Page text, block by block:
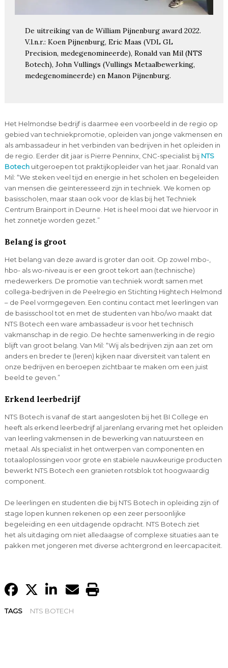
De uitreiking van de William Pijnenburg award 2022.
V.l.n.r.: Koen Pijnenburg, Eric Maas (VDL GL
Precision, medegenomineerde), Ronald van Mil (NTS
Botech), John Vullings (Vullings Metaalbewerking,
medegenomineerde) en Manon Pijnenburg.
Het Helmondse bedrijf is daarmee een voorbeeld in de regio op
gebied van techniekpromotie, opleiden van jonge vakmensen en
als ambassadeur in het verbinden van bedrijven in het opleiden in
de regio. Eerder dit jaar is Pierre Penninx, CNC-specialist bij NTS
Botechuitgeroepen tot praktijkopleider van het jaar. Ronald van
Mil: “We steken veel tijd en energie in het scholen en begeleiden
van mensen die geïnteresseerd zijn in techniek. We komen op
basisscholen, maar staan ook voor de klas bij het Techniek
Centrum Brainport in Deurne. Het is heel mooi dat we hiervoor in
het zonnetje worden gezet.”
Belang is groot
Het belang van deze award is groter dan ooit. Op zowel mbo-,
hbo- als wo-niveau is er een groot tekort aan (technische)
medewerkers. De promotie van techniek wordt samen met
collega-bedrijven in de Peelregio en Stichting Hightech Helmond
– de Peel vormgegeven. Een continu contact met leerlingen van
de basisschool tot en met de studenten van hbo/wo maakt dat
NTS Botech een ware ambassadeur is voor het technisch
vakmanschap in de regio. De hechte samenwerking in de regio
blijft van groot belang. Van Mil: “Wij als bedrijven zijn aan zet om
anders en breder te (leren) kijken naar diversiteit van talent en
onze bedrijven en beroepen zichtbaar te maken om een juist
beeld te geven.”
Erkend leerbedrijf
NTS Botech is vanaf de start aangesloten bij het BI College en
heeft als erkend leerbedrijf al jarenlang ervaring met het opleiden
van leerling vakmensen in de bewerking van natuursteen en
metaal. Als specialist in het ontwerpen van componenten en
totaaloplossingen voor grote en stabiele nauwkeurige producten
bewerkt NTS Botech een granieten rotsblok tot hoogwaardig
component.
De leerlingen en studenten die bij NTS Botech in opleiding zijn of
stage lopen kunnen rekenen op een zeer persoonlijke
begeleiding en een uitdagende opdracht. NTS Botech ziet
het als uitdaging om niet alledaagse of complexe situaties aan te
pakken met jongeren met diverse achtergrond en leercapaciteit.
TAGS NTS BOTECH